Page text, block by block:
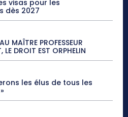
visas pour les
dès 2027
MAÎTRE PROFESSEUR
DROIT EST ORPHELIN
les élus de tous les